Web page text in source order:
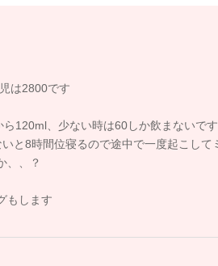
は2800です
120ml、少ない時は60しか飲まないです
と8時間位寝るので途中で一度起こして
、、？
もします